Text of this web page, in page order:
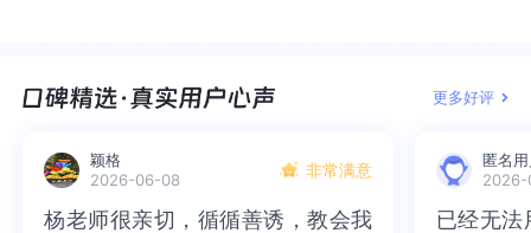
西，并不是你真的得不到他们，而是在你的内心深处，是
不允许的，是自己不值得拥有的不配得感在影响着自己。
更多好评
颖格
2026-06-08
非常满意
杨老师很亲切，循循善诱，教会我
杨老师很亲切，循循善诱，教会我
匿名
已经无法
已经无法